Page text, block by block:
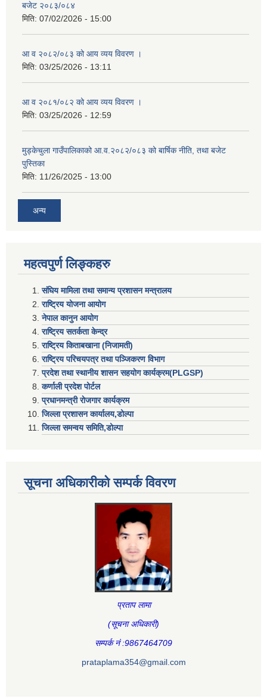
बजेट २०८३/०८४
मिति: 07/02/2026 - 15:00
आ व २०८२/०८३ को आय व्यय विवरण ।
मिति: 03/25/2026 - 13:11
आ व २०८१/०८२ को आय व्यय विवरण ।
मिति: 03/25/2026 - 12:59
मुड्केचुला गाउँपालिकाको आ.व.२०८२/०८३ को बार्षिक नीति, तथा बजेट
पुस्तिका
मिति: 11/26/2025 - 13:00
अन्य
महत्वपुर्ण लिङ्कहरु
संघिय मामिला तथा समान्य प्रशासन मन्त्रालय
राष्ट्रिय योजना आयोग
नेपाल कानुन आयोग
राष्ट्रिय सतर्कता केन्द्र
राष्ट्रिय किताबखाना (निजामती)
राष्ट्रिय परिचयपत्र तथा पञ्जिकरण विभाग
प्रदेश तथा स्थानीय शासन सहयाेग कार्यक्रम(PLGSP)
कर्णाली प्रदेश पोर्टल
प्रधानमन्त्री राेजगार कार्यक्रम
जिल्ला प्रशासन कार्यालय,डोल्पा
जिल्ला समन्वय समिति,डोल्प
सूचना अधिकारीकाे सम्पर्क विवरण
प्रताप लामा
(सूचना अधिकारी)
सम्पर्क नं :9867464709
prataplama354@gmail.com